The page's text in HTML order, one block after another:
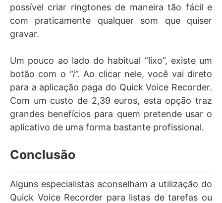
possível criar ringtones de maneira tão fácil e
com praticamente qualquer som que quiser
gravar.
Um pouco ao lado do habitual “lixo”, existe um
botão com o “i”. Ao clicar nele, você vai direto
para a aplicação paga do Quick Voice Recorder.
Com um custo de 2,39 euros, esta opção traz
grandes benefícios para quem pretende usar o
aplicativo de uma forma bastante profissional.
Conclusão
Alguns especialistas aconselham a utilização do
Quick Voice Recorder para listas de tarefas ou